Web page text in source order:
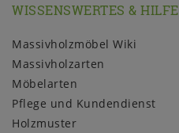
WISSENSWERTES & HILFE
Massivholzmöbel Wiki
Massivholzarten
Möbelarten
Pflege und Kundendienst
Holzmuster